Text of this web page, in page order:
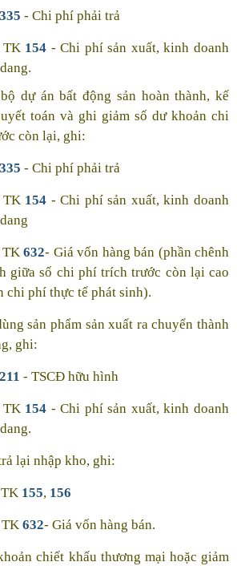
335 - Chi phí phải trả
TK 154 - Chi phí sản xuất, kinh doanh
dự án bất động sản hoàn thành, kế
toán và ghi giảm số dư khoản chi
còn lại, ghi:
335 - Chi phí phải trả
TK 154 - Chi phí sản xuất, kinh doanh
TK 632- Giá vốn hàng bán (phần chênh
giữa số chi phí trích trước còn lại cao
chi phí thực tế phát sinh).
sản phẩm sản xuất ra chuyển thành
ghi:
211 - TSCĐ hữu hình
TK 154 - Chi phí sản xuất, kinh doanh
lại nhập kho, ghi:
155, 156
632- Giá vốn hàng bán.
chiết khấu thương mại hoặc giảm